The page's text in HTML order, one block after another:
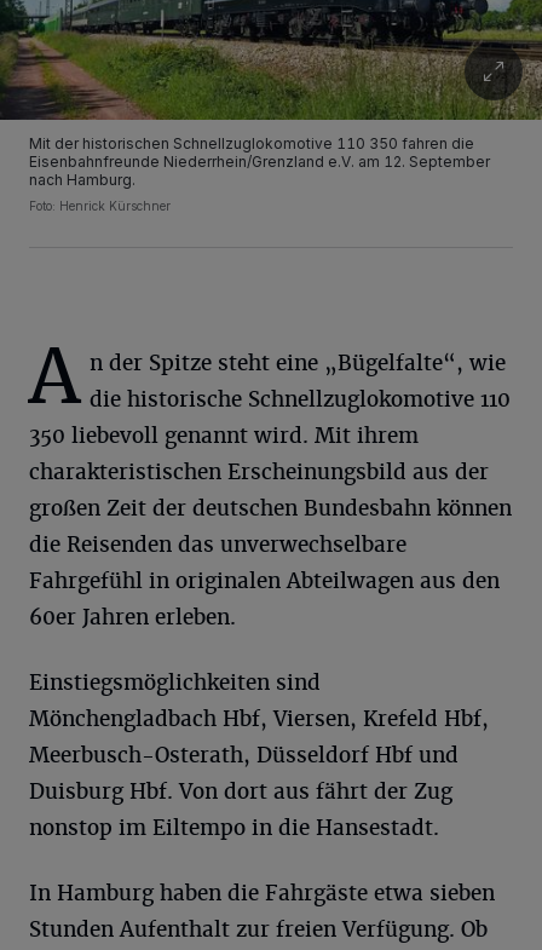
Mit der historischen Schnellzuglokomotive 110 350 fahren die
Eisenbahnfreunde Niederrhein/Grenzland e.V. am 12. September
nach Hamburg.
Foto: Henrick Kürschner
A n der Spitze steht eine „Bügelfalte“, wie
die historische Schnellzuglokomotive 110
350 liebevoll genannt wird. Mit ihrem
charakteristischen Erscheinungsbild aus der
großen Zeit der deutschen Bundesbahn können
die Reisenden das unverwechselbare
Fahrgefühl in originalen Abteilwagen aus den
60er Jahren erleben.
Einstiegsmöglichkeiten sind
Mönchengladbach Hbf, Viersen, Krefeld Hbf,
Meerbusch-Osterath, Düsseldorf Hbf und
Duisburg Hbf. Von dort aus fährt der Zug
nonstop im Eiltempo in die Hansestadt.
In Hamburg haben die Fahrgäste etwa sieben
Stunden Aufenthalt zur freien Verfügung. Ob